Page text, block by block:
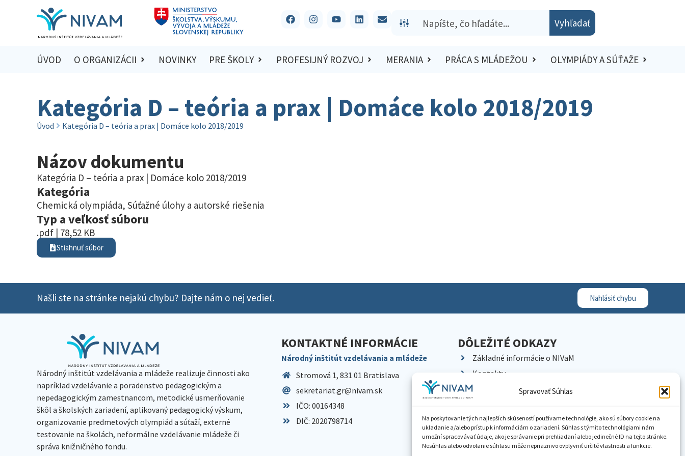
Spravovať Súhlas
Na poskytovanie tých najlepších skúseností používame technológie, ako sú súbory cookie na
ukladanie a/alebo prístup k informáciám o zariadení. Súhlas s týmito technológiami nám
umožní spracovávať údaje, ako je správanie pri prehliadaní alebo jedinečné ID na tejto stránke.
Nesúhlas alebo odvolanie súhlasu môže nepriaznivo ovplyvniť určité vlastnosti a funkcie.
Vyhľadať
ÚVOD O ORGANIZÁCII NOVINKY PRE ŠKOLY PROFESIJNÝ ROZVOJ MERANIA PRÁCA S MLÁDEŽOU OLYMPIÁDY A SÚŤAŽE
Kategória D – teória a prax | Domáce kolo 2018/2019
Úvod Kategória D – teória a prax | Domáce kolo 2018/2019
Názov dokumentu
Kategória D – teória a prax | Domáce kolo 2018/2019
Kategória
Chemická olympiáda, Súťažné úlohy a autorské riešenia
Typ a veľkosť súboru
.pdf | 78,52 KB
Stiahnuť súbor
Našli ste na stránke nejakú chybu? Dajte nám o nej vedieť. Nahlásiť chybu
Národný inštitút vzdelávania a mládeže realizuje činnosti ako
napríklad vzdelávanie a poradenstvo pedagogickým a
nepedagogickým zamestnancom, metodické usmerňovanie
škôl a školských zariadení, aplikovaný pedagogický výskum,
organizovanie predmetových olympiád a súťaží, externé
testovanie na školách, neformálne vzdelávanie mládeže či
správa knižničného fondu.
KONTAKTNÉ INFORMÁCIE
Národný inštitút vzdelávania a mládeže
Stromová 1, 831 01 Bratislava
sekretariat.gr@nivam.sk
IČO: 00164348
DIČ: 2020798714
DÔLEŽITÉ ODKAZY
Základné informácie o NIVaM
Kontakty
Kariéra
Pracoviská NIVaM
Dokumenty inštitúcie
Knižnica